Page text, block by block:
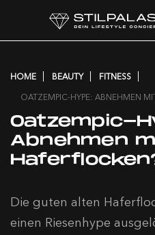
HOME BEAUTY
FITNESS
OATZEMPIC-HYPE: ABNEHMEN
Oatzempic-
Abnehmen
Die guten alten
einen Riesenhype